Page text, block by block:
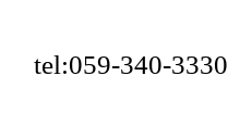
tel:059-340-3330